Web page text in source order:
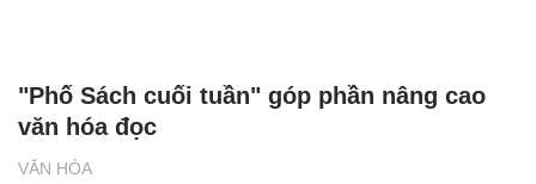
VĂN HÓA
"Phố Sách cuối tuần" góp phần nâng cao
văn hóa đọc